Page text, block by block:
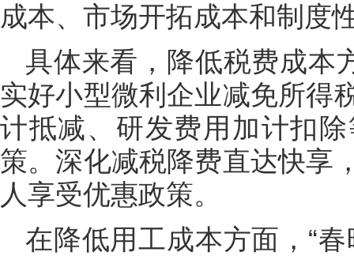
成本、市场开拓成本和制度
具体来看，降低税费成本
实好小型微利企业减免所得
计抵减、研发费用加计扣
策。深化减税降费直达快享
人享受优惠政策。
在降低用工成本方面，“